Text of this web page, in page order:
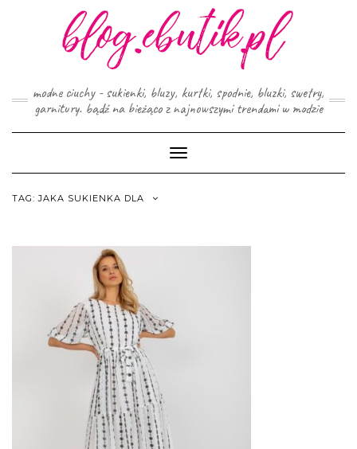
modne ciuchy - sukienki, bluzy, kurtki, spodnie, bluzki, swetry,
garnitury. bądź na bieżąco z najnowszymi trendami w modzie
Toggle
Navigation
TAG:JAKA SUKIENKA DLA